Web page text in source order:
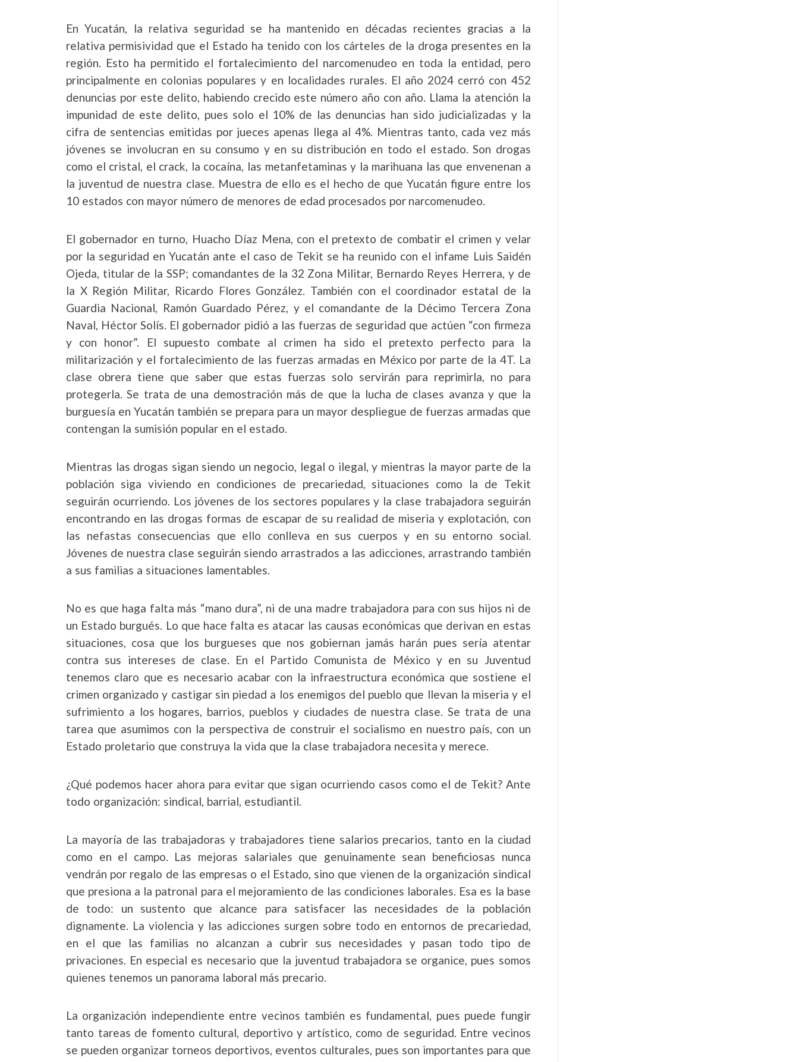
En Yucatán, la relativa seguridad se ha mantenido en décadas recientes gracias a la
relativa permisividad que el Estado ha tenido con los cárteles de la droga presentes en la
región. Esto ha permitido el fortalecimiento del narcomenudeo en toda la entidad, pero
principalmente en colonias populares y en localidades rurales. El año 2024 cerró con 452
denuncias por este delito, habiendo crecido este número año con año. Llama la atención la
impunidad de este delito, pues solo el 10% de las denuncias han sido judicializadas y la
cifra de sentencias emitidas por jueces apenas llega al 4%. Mientras tanto, cada vez más
jóvenes se involucran en su consumo y en su distribución en todo el estado. Son drogas
como el cristal, el crack, la cocaína, las metanfetaminas y la marihuana las que envenenan a
la juventud de nuestra clase. Muestra de ello es el hecho de que Yucatán figure entre los
10 estados con mayor número de menores de edad procesados por narcomenudeo.
El gobernador en turno, Huacho Díaz Mena, con el pretexto de combatir el crimen y velar
por la seguridad en Yucatán ante el caso de Tekit se ha reunido con el infame Luis Saidén
Ojeda, titular de la SSP; comandantes de la 32 Zona Militar, Bernardo Reyes Herrera, y de
la X Región Militar, Ricardo Flores González. También con el coordinador estatal de la
Guardia Nacional, Ramón Guardado Pérez, y el comandante de la Décimo Tercera Zona
Naval, Héctor Solís. El gobernador pidió a las fuerzas de seguridad que actúen “con firmeza
y con honor”. El supuesto combate al crimen ha sido el pretexto perfecto para la
militarización y el fortalecimiento de las fuerzas armadas en México por parte de la 4T. La
clase obrera tiene que saber que estas fuerzas solo servirán para reprimirla, no para
protegerla. Se trata de una demostración más de que la lucha de clases avanza y que la
burguesía en Yucatán también se prepara para un mayor despliegue de fuerzas armadas que
contengan la sumisión popular en el estado.
Mientras las drogas sigan siendo un negocio, legal o ilegal, y mientras la mayor parte de la
población siga viviendo en condiciones de precariedad, situaciones como la de Tekit
seguirán ocurriendo. Los jóvenes de los sectores populares y la clase trabajadora seguirán
encontrando en las drogas formas de escapar de su realidad de miseria y explotación, con
las nefastas consecuencias que ello conlleva en sus cuerpos y en su entorno social.
Jóvenes de nuestra clase seguirán siendo arrastrados a las adicciones, arrastrando también
a sus familias a situaciones lamentables.
No es que haga falta más “mano dura”, ni de una madre trabajadora para con sus hijos ni de
un Estado burgués. Lo que hace falta es atacar las causas económicas que derivan en estas
situaciones, cosa que los burgueses que nos gobiernan jamás harán pues sería atentar
contra sus intereses de clase. En el Partido Comunista de México y en su Juventud
tenemos claro que es necesario acabar con la infraestructura económica que sostiene el
crimen organizado y castigar sin piedad a los enemigos del pueblo que llevan la miseria y el
sufrimiento a los hogares, barrios, pueblos y ciudades de nuestra clase. Se trata de una
tarea que asumimos con la perspectiva de construir el socialismo en nuestro país, con un
Estado proletario que construya la vida que la clase trabajadora necesita y merece.
¿Qué podemos hacer ahora para evitar que sigan ocurriendo casos como el de Tekit? Ante
todo organización: sindical, barrial, estudiantil.
La mayoría de las trabajadoras y trabajadores tiene salarios precarios, tanto en la ciudad
como en el campo. Las mejoras salariales que genuinamente sean beneficiosas nunca
vendrán por regalo de las empresas o el Estado, sino que vienen de la organización sindical
que presiona a la patronal para el mejoramiento de las condiciones laborales. Esa es la base
de todo: un sustento que alcance para satisfacer las necesidades de la población
dignamente. La violencia y las adicciones surgen sobre todo en entornos de precariedad,
en el que las familias no alcanzan a cubrir sus necesidades y pasan todo tipo de
privaciones. En especial es necesario que la juventud trabajadora se organice, pues somos
quienes tenemos un panorama laboral más precario.
La organización independiente entre vecinos también es fundamental, pues puede fungir
tanto tareas de fomento cultural, deportivo y artístico, como de seguridad. Entre vecinos
se pueden organizar torneos deportivos, eventos culturales, pues son importantes para que